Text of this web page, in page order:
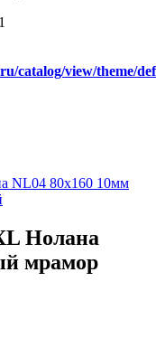
catalog/view/theme/
NL04 80x160 10мм
Нолана
мрамор